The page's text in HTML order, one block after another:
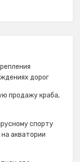
дорог
продажу краба,
спорту
акватории